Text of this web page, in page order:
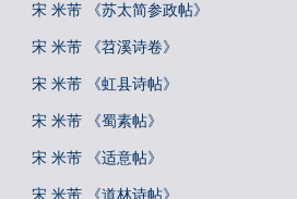
宋 米芾 《苏太简参政帖》
宋 米芾 《苕溪诗卷》
宋 米芾 《虹县诗帖》
宋 米芾 《蜀素帖》
宋 米芾 《适意帖》
宋 米芾 《道林诗帖》